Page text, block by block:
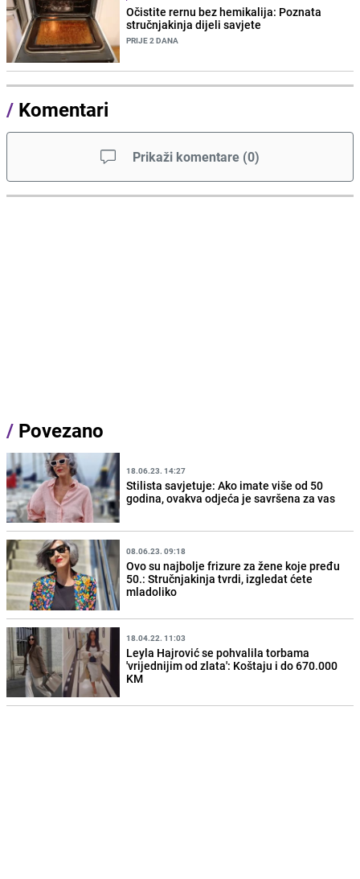
Očistite rernu bez hemikalija: Poznata
stručnjakinja dijeli savjete
PRIJE 2 DANA
/ Komentari
Prikaži komentare (0)
/ Povezano
18.06.23. 14:27
Stilista savjetuje: Ako imate više od 50
godina, ovakva odjeća je savršena za vas
08.06.23. 09:18
Ovo su najbolje frizure za žene koje pređu
50.: Stručnjakinja tvrdi, izgledat ćete
mladoliko
18.04.22. 11:03
Leyla Hajrović se pohvalila torbama
'vrijednijim od zlata': Koštaju i do 670.000
KM